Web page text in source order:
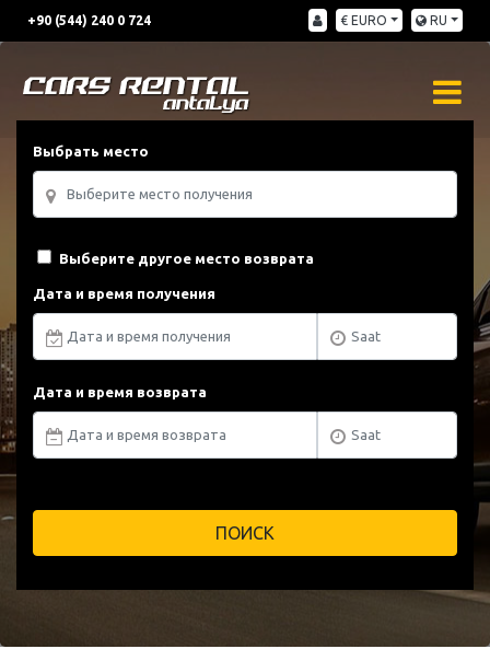
+90 (544) 240 0 724 RU
€ EURO
Выбрать место
Дата и время получения
Дата и время возврата
ПОИСК
Выберите другое место возврата